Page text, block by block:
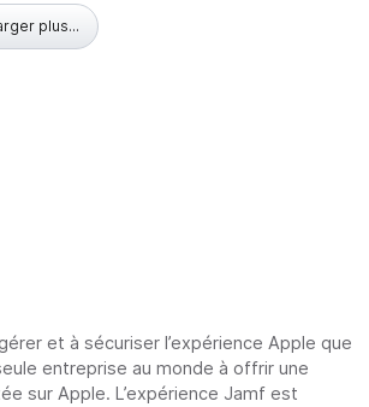
plus...
et à sécuriser l’expérience Apple que
entreprise au monde à offrir une
sur Apple. L’expérience Jamf est